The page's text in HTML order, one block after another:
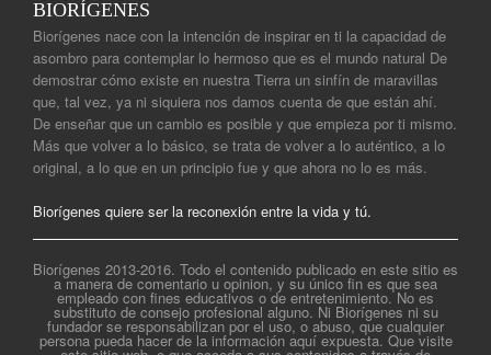
BIORÍGENES
Biorígenes nace con la intención de inspirar en ti la capacidad de
asombro para contemplar lo hermoso que es el mundo natural De
demostrar cómo existe en nuestra Tierra un sinfín de maravillas
que, tal vez, ya ni siquiera nos damos cuenta de que están ahí.
De enseñar que un cambio es posible y que empieza por ti mismo.
Más que volver a lo básico, se trata de volver a lo auténtico, a lo
original, a lo que en un principio fue y que ahora no lo es más.
Biorígenes quiere ser la reconexión entre la vida y tú.
Biorígenes 2013-2016. Todo el contenido publicado en este sitio es
a manera de comentario u opinion, y su único fin es que sea
empleado con fines educativos o de entretenimiento. No es
substituto de consejo profesional alguno. Ni Biorígenes ni su
fundador se responsabilizan por el uso, o abuso, que cualquier
persona pueda hacer de la información aquí expuesta. Que visite